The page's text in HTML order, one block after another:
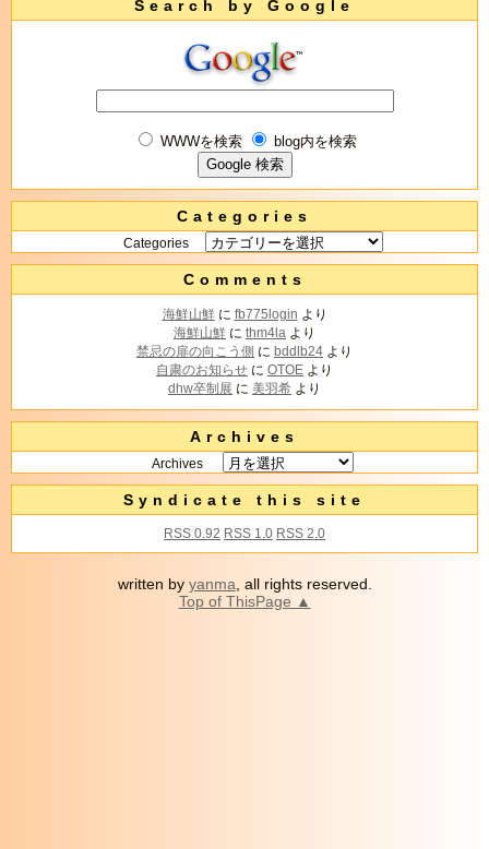
Search by Google
WWWを検索 blog内を検索
Categories
Categories
Comments
海鮮山鮮に fb775login より
海鮮山鮮 に thm4la より
禁忌の扉の向こう側 に bddlb24 より
自粛のお知らせ に OTOE より
dhw卒制展 に 美羽希 より
Archives
Archives
Syndicate this site
RSS 0.92 RSS 1.0 RSS 2.0
written by yanma , all rights reserved.
Top of ThisPage ▲